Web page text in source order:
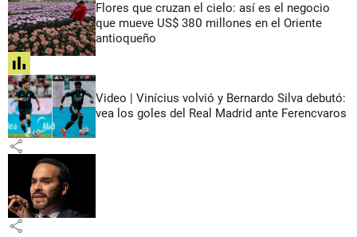
Flores que cruzan el cielo: así es el negocio
que mueve US$ 380 millones en el Oriente
antioqueño
share
Video | Vinícius volvió y Bernardo Silva debutó:
vea los goles del Real Madrid ante Ferencvaros
share
share